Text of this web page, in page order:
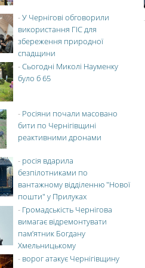
-У Чернігові обговорили
використання ГІС для
збереження природної
спадщини
-Сьогодні Миколі Науменку
було б 65
- Росіяни почали масовано
бити по Чернігівщині
реактивними дронами
- росія вдарила
безпілотниками по
вантажному відділенню "Нової
пошти" у Прилуках
- Громадськість Чернігова
вимагає відремонтувати
пам’ятник Богдану
Хмельницькому
- ворог атакує Чернігівщину